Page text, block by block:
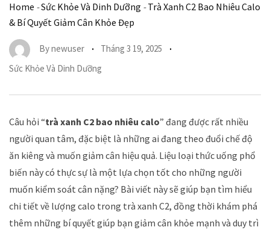
Home -Sức Khỏe Và Dinh Dưỡng -Trà Xanh C2 Bao Nhiêu Calo
& Bí Quyết Giảm Cân Khỏe Đẹp
Bynewuser
Tháng 3 19, 2025
Sức Khỏe Và Dinh Dưỡng
Câu hỏi “trà xanh C2 bao nhiêu calo” đang được rất nhiều
người quan tâm, đặc biệt là những ai đang theo đuổi chế độ
ăn kiêng và muốn giảm cân hiệu quả. Liệu loại thức uống phổ
biến này có thực sự là một lựa chọn tốt cho những người
muốn kiểm soát cân nặng? Bài viết này sẽ giúp bạn tìm hiểu
chi tiết về lượng calo trong trà xanh C2, đồng thời khám phá
thêm những bí quyết giúp bạn giảm cân khỏe mạnh và duy trì